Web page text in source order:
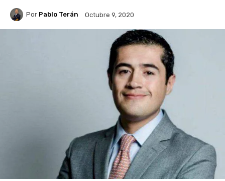
Por Pablo Terán Octubre 9, 2020